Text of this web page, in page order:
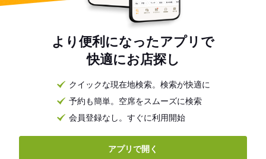
より便利になったアプリで
快適にお店探し
クイックな現在地検索。検索が快適に
予約も簡単。空席をスムーズに検索
会員登録なし。すぐに利用開始
アプリで開く